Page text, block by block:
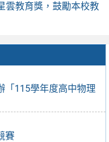
「115學年度高中物理
賽
雲教育獎，鼓勵本校教